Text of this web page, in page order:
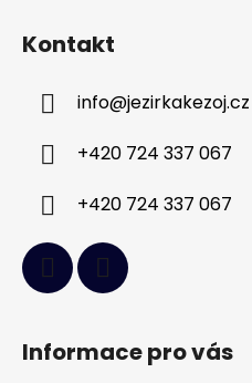
Kontakt
info@jezirkakezoj.cz
+420 724 337 067
+420 724 337 067
Informace pro vás